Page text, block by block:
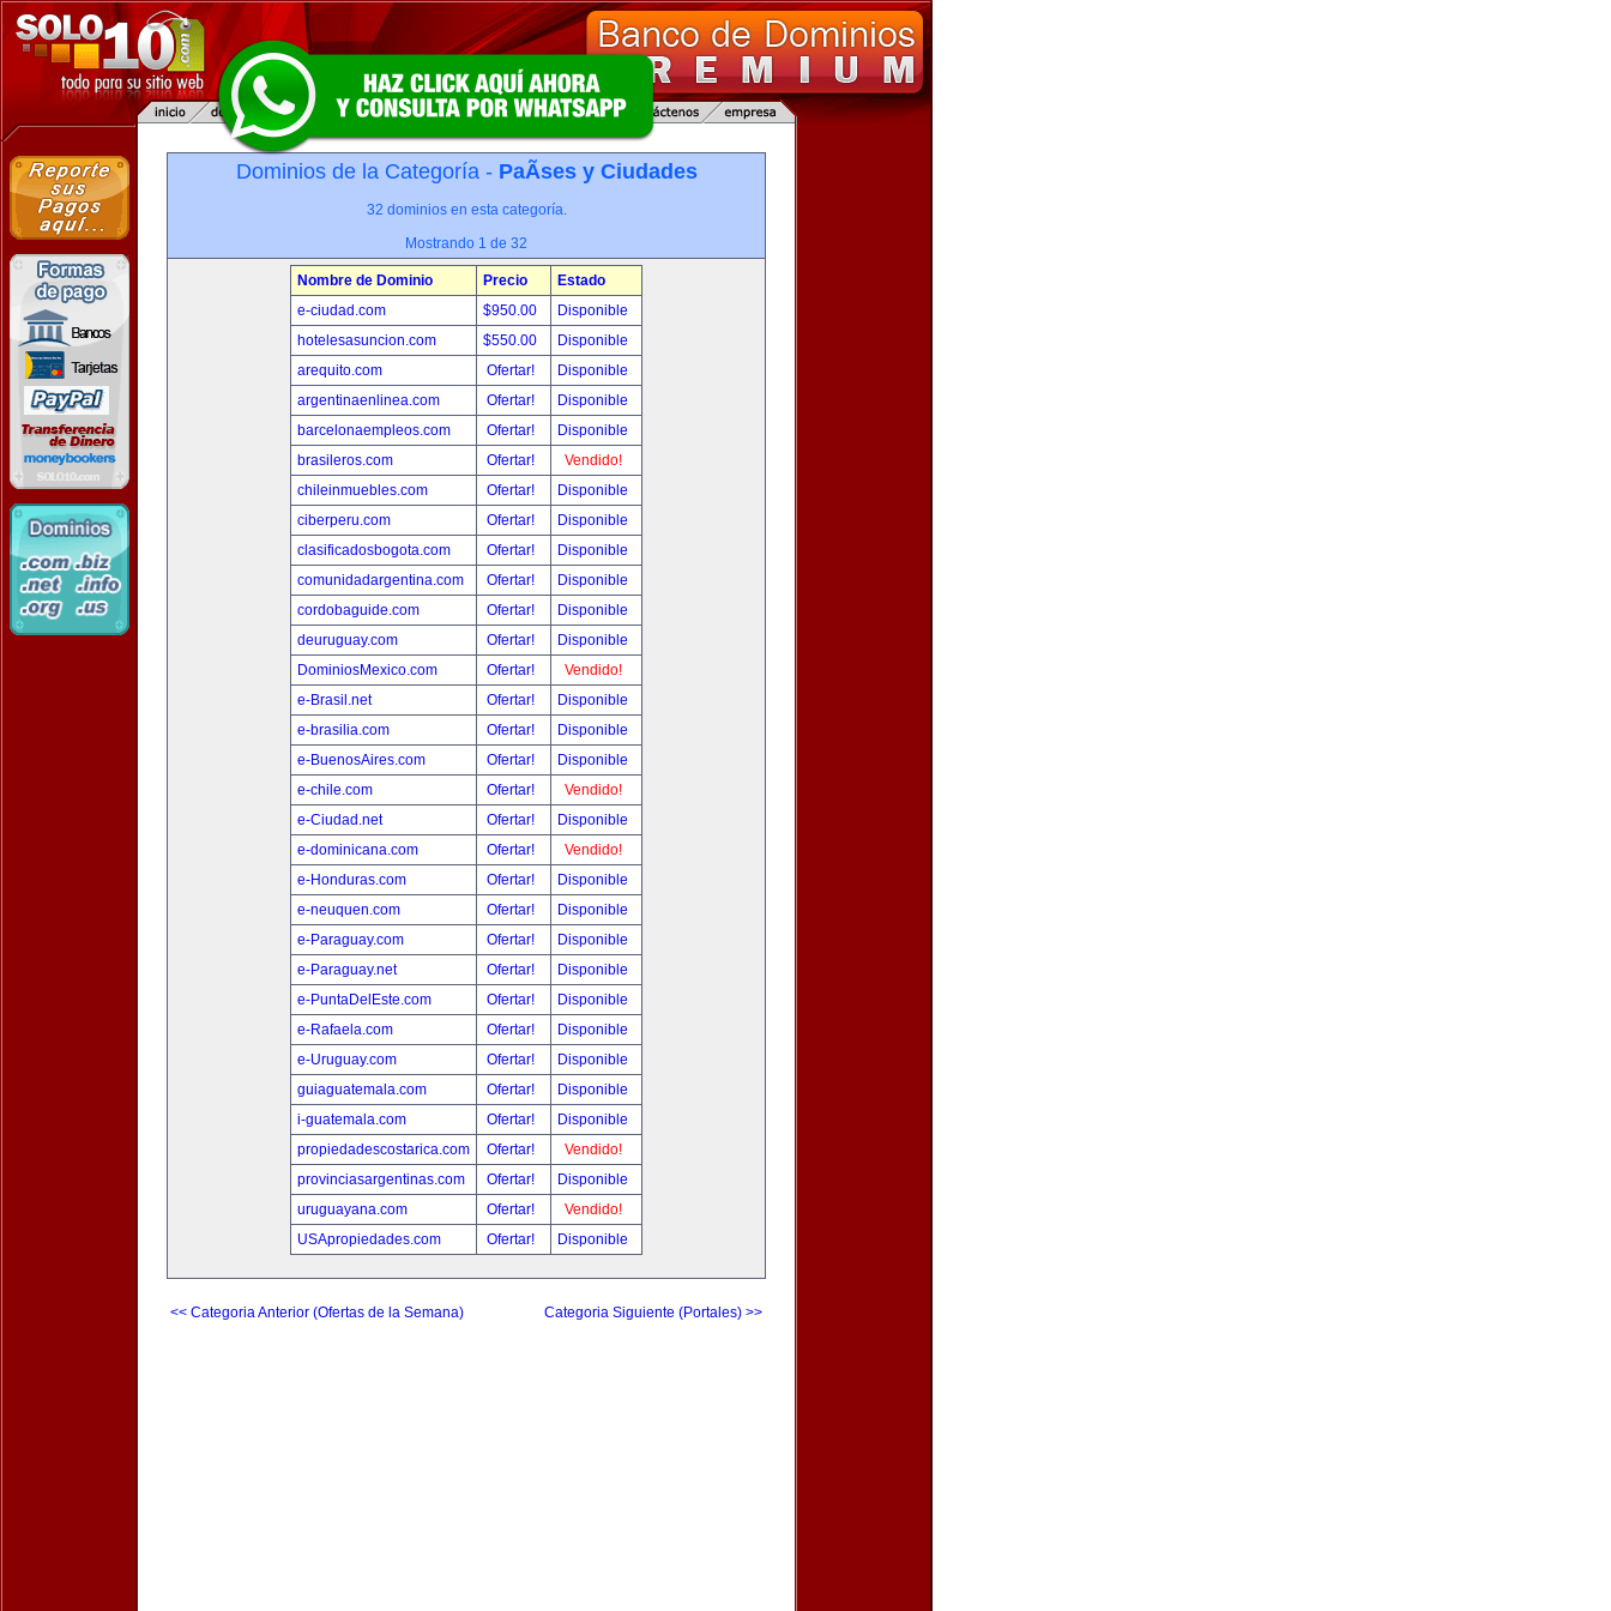
Dominios de la Categoría - PaÃ­ses y Ciudades
32 dominios en esta categoría.
Mostrando 1 de 32
Nombre de Dominio Precio
Estado
e-ciudad.com
$950.00
Disponible
hotelesasuncion.com
$550.00
Disponible
arequito.com
Ofertar!
Disponible
argentinaenlinea.com
Ofertar!
Disponible
barcelonaempleos.com
Ofertar!
Disponible
brasileros.com
Ofertar!
Vendido!
chileinmuebles.com
Ofertar!
Disponible
ciberperu.com
Ofertar!
Disponible
clasificadosbogota.com
Ofertar!
Disponible
comunidadargentina.com
Ofertar!
Disponible
cordobaguide.com
Ofertar!
Disponible
deuruguay.com
Ofertar!
Disponible
DominiosMexico.com
Ofertar!
Vendido!
e-Brasil.net
Ofertar!
Disponible
e-brasilia.com
Ofertar!
Disponible
e-BuenosAires.com
Ofertar!
Disponible
e-chile.com
Ofertar!
Vendido!
e-Ciudad.net
Ofertar!
Disponible
e-dominicana.com
Ofertar!
Vendido!
e-Honduras.com
Ofertar!
Disponible
e-neuquen.com
Ofertar!
Disponible
e-Paraguay.com
Ofertar!
Disponible
e-Paraguay.net
Ofertar!
Disponible
e-PuntaDelEste.com
Ofertar!
Disponible
e-Rafaela.com
Ofertar!
Disponible
e-Uruguay.com
Ofertar!
Disponible
guiaguatemala.com
Ofertar!
Disponible
i-guatemala.com
Ofertar!
Disponible
propiedadescostarica.com
Ofertar!
Vendido!
provinciasargentinas.com
Ofertar!
Disponible
uruguayana.com
Ofertar!
Vendido!
USApropiedades.com
Ofertar! Disponible
<< Categoria Anterior (Ofertas de la Semana) Categoria Siguiente (Portales) >>